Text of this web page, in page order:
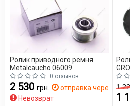
Ролик приводного ремня
Metalcaucho 06009
0 отзывов
2 530 грн.
отправка через 2 дн.
Невозврат
1
1